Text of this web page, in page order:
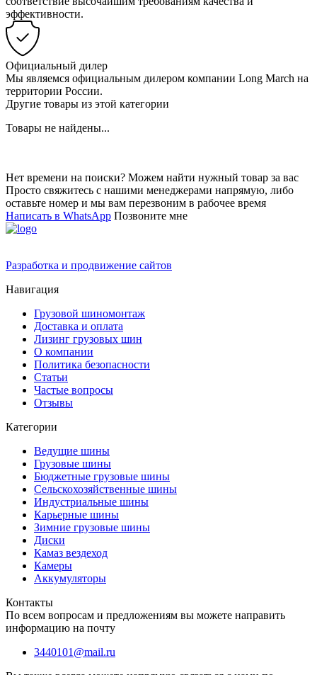
эффективности.
Официальный дилер
Мы являемся официальным дилером компании Long March на
территории России.
Другие товары из этой категории
Товары не найдены...
Нет времени на поиски? Можем найти нужный товар за вас
Просто свяжитесь с нашими менеджерами напрямую, либо
оставьте номер и мы вам перезвоним в рабочее время
Написать в WhatsApp Позвоните мне
Разработка и продвижение сайтов
Навигация
Грузовой шиномонтаж
Доставка и оплата
Лизинг грузовых шин
О компании
Политика безопасности
Статьи
Частые вопросы
Отзывы
Категории
Ведущие шины
Грузовые шины
Бюджетные грузовые шины
Сельскохозяйственные шины
Индустриальные шины
Карьерные шины
Зимние грузовые шины
Диски
Камаз вездеход
Камеры
Аккумуляторы
Контакты
По всем вопросам и предложениям вы можете направить
информацию на почту
3440101@mail.ru